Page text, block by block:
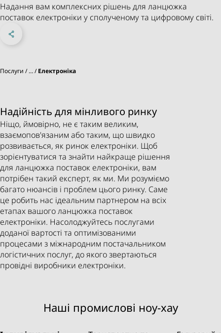
Надання вам комплексних рішень для ланцюжка
поставок електроніки у сполученому та цифровому світі.
Sosyal Medya
Послуги … Електроніка
Надійність для мінливого ринку
Ніщо, ймовірно, не є таким великим,
взаємопов'язаним або таким, що швидко
розвивається, як ринок електроніки. Щоб
зорієнтуватися та знайти найкраще рішення
для ланцюжка поставок електроніки, вам
потрібен такий експерт, як ми. Ми розуміємо
багато нюансів і проблем цього ринку. Саме
це робить нас ідеальним партнером на всіх
етапах вашого ланцюжка поставок
електроніки. Насолоджуйтесь послугами
доданої вартості та оптимізованими
процесами з міжнародним постачальником
логістичних послуг, до якого звертаються
провідні виробники електроніки.
Наші промислові ноу-хау